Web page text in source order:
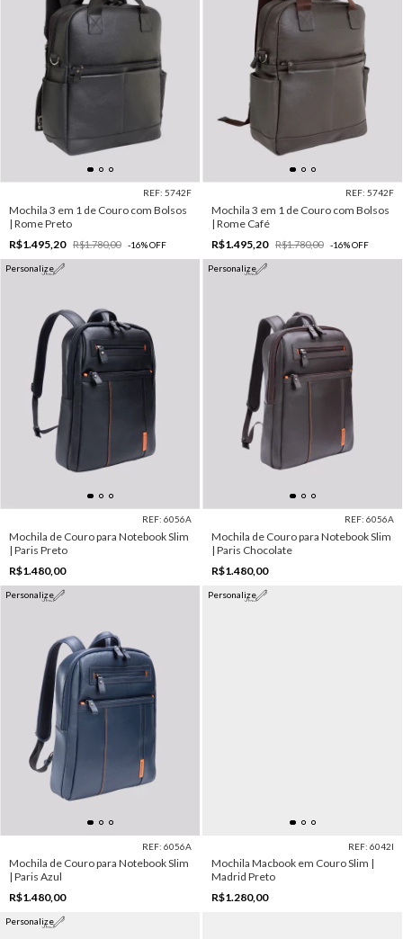
REF: 5742F
Mochila 3 em 1 de Couro com Bolsos
| Rome Preto
R$1.495,20
R$1.780,00 -16%OFF
REF: 5742F
Mochila 3 em 1 de Couro com Bolsos
| Rome Café
R$1.495,20
R$1.780,00 -16%OFF
Personalize
REF: 6056A
Mochila de Couro para Notebook Slim
| Paris Preto
R$1.480,00
Personalize
REF: 6056A
Mochila de Couro para Notebook Slim
| Paris Chocolate
R$1.480,00
Personalize
REF: 6056A
Mochila de Couro para Notebook Slim
| Paris Azul
R$1.480,00
Personalize
REF: 6042I
Mochila Macbook em Couro Slim |
Madrid Preto
R$1.280,00
Personalize